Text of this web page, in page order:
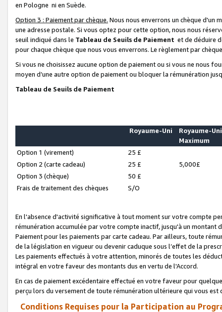
en Pologne ni en Suède.
Option 3 : Paiement par chèque. Nous nous enverrons un chèque d'un
une adresse postale. Si vous optez pour cette option, nous nous
seuil indiqué dans le Tableau de Seuils de Paiement et de déduire
pour chaque chèque que nous vous enverrons. Le règlement par
Si vous ne choisissez aucune option de paiement ou si vous ne nous
moyen d’une autre option de paiement ou bloquer la rémunération
Tableau de Seuils de Paiement
Royaume-Uni
Royaume-Uni
Maximum
Option 1 (virement)
25 £
Option 2 (carte cadeau)
25 £
5,000£
Option 3 (chèque)
50 £
Frais de traitement des chèques
S/O
En l'absence d'activité significative à tout moment sur votre compte
rémunération accumulée par votre compte inactif, jusqu'à un montant
Paiement pour les paiements par carte cadeau. Par ailleurs, toute
de la législation en vigueur ou devenir caduque sous l’effet de la
Les paiements effectués à votre attention, minorés de toutes les
intégral en votre faveur des montants dus en vertu de l'Accord.
En cas de paiement excédentaire effectué en votre faveur pour
perçu lors du versement de toute rémunération ultérieure qui vous est
Conditions Requises pour la Participation au